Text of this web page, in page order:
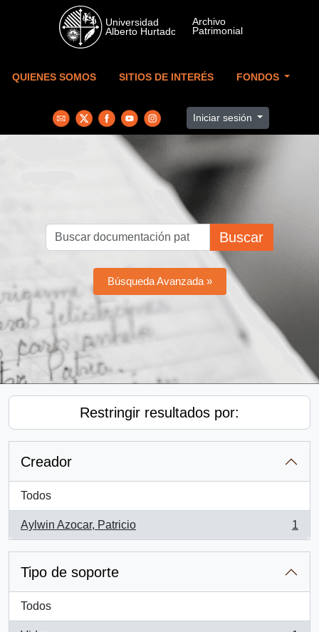
Skip to main content
QUIENES SOMOS SITIOS DE INTERÉS FONDOS
Iniciar sesión
Buscar
Búsqueda Avanzada »
Restringir resultados por:
Creador
Todos
Aylwin Azocar, Patricio
, 1 resultados
1
Tipo de soporte
Todos